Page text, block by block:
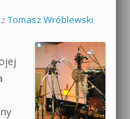
Tomasz Wróblewski